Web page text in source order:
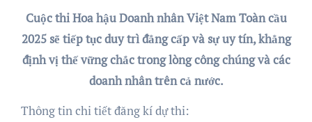
Cuộc thi Hoa hậu Doanh nhân Việt Nam Toàn cầu
2025 sẽ tiếp tục duy trì đẳng cấp và sự uy tín, khẳng
định vị thế vững chắc trong lòng công chúng và các
doanh nhân trên cả nước.
Thông tin chi tiết đăng kí dự thi: